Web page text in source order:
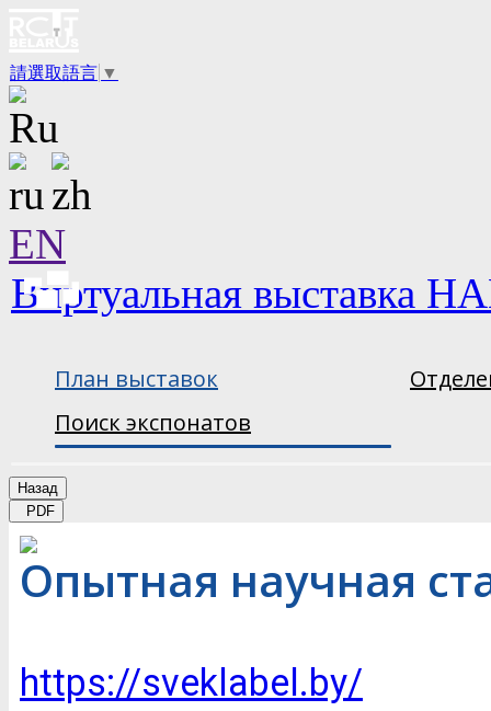
請選取語言 ▼
EN
Виртуальная выставка
План выставок
Поиск экспонатов
Назад
PDF
Опытная научная
https://sveklabel.by/